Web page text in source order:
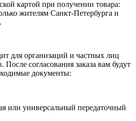
картой при получении товара:
жителям Санкт-Петербурга и
для организаций и частных лиц
согласования заказа вам будут
документы:
или универсальный передаточный